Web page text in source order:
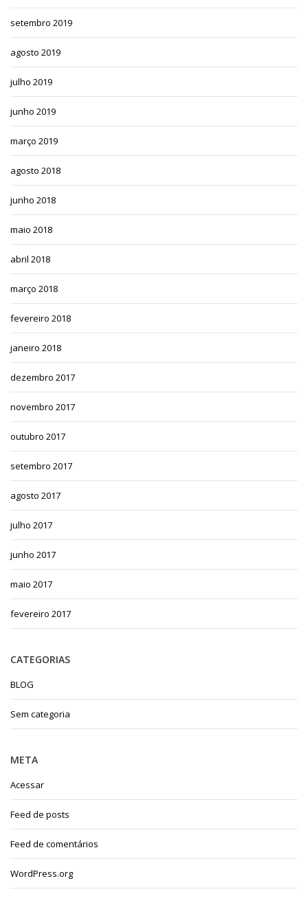
setembro 2019
agosto 2019
julho 2019
junho 2019
março 2019
agosto 2018
junho 2018
maio 2018
abril 2018
março 2018
fevereiro 2018
janeiro 2018
dezembro 2017
novembro 2017
outubro 2017
setembro 2017
agosto 2017
julho 2017
junho 2017
maio 2017
fevereiro 2017
CATEGORIAS
BLOG
Sem categoria
META
Acessar
Feed de posts
Feed de comentários
WordPress.org